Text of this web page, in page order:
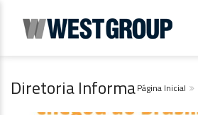
Diretoria InformaPágina Inicial